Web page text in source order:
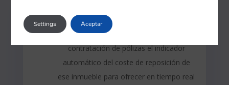
 Contratación online de pólizas
Añade a tu modelo online de
contratación de pólizas el indicador
automático del coste de reposición de
ese inmueble para ofrecer en tiempo real
Aceptar
Settings